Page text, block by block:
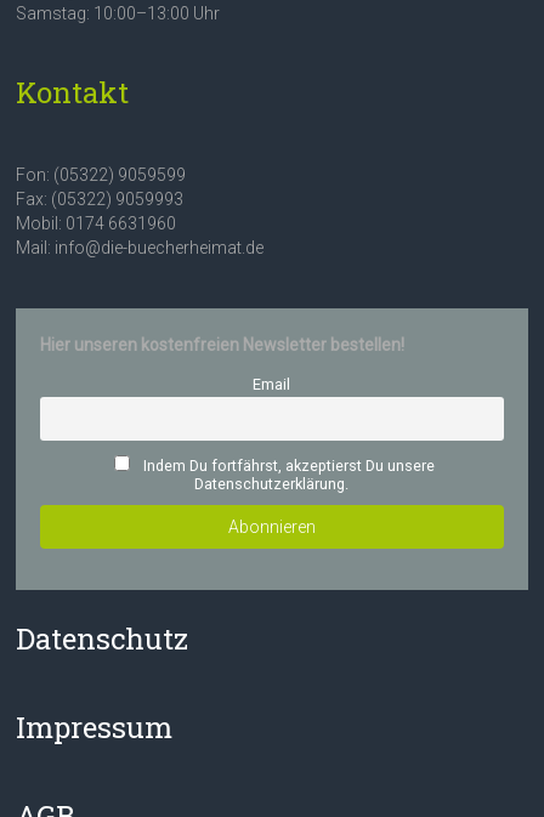
Samstag: 10:00–13:00 Uhr
Kontakt
Fon: (05322) 9059599
Fax: (05322) 9059993
Mobil: 0174 6631960
Mail: info@die-buecherheimat.de
Hier unseren kostenfreien Newsletter bestellen!
Email
Indem Du fortfährst, akzeptierst Du unsere
Datenschutzerklärung.
Datenschutz
Impressum